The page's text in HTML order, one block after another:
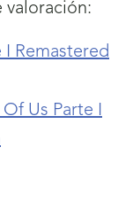
valoración:
I Remastered
Us Parte I